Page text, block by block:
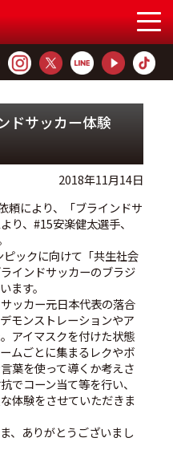
ドサッカー体験
2018年11月14日
頼により、「ブラインドサ
り、#15安楽健太選手、
ックに向けて「共生社会
インドサッカーのブラジ
ます。
ッカー元日本代表の落合
モンストレーションやア
アイマスクを付けた状態
ムごとに集まるレクやボ
葉を使って導くか考えさ
でコーン当て等を行い、
体験をさせていただきま
、ありがとうございまし